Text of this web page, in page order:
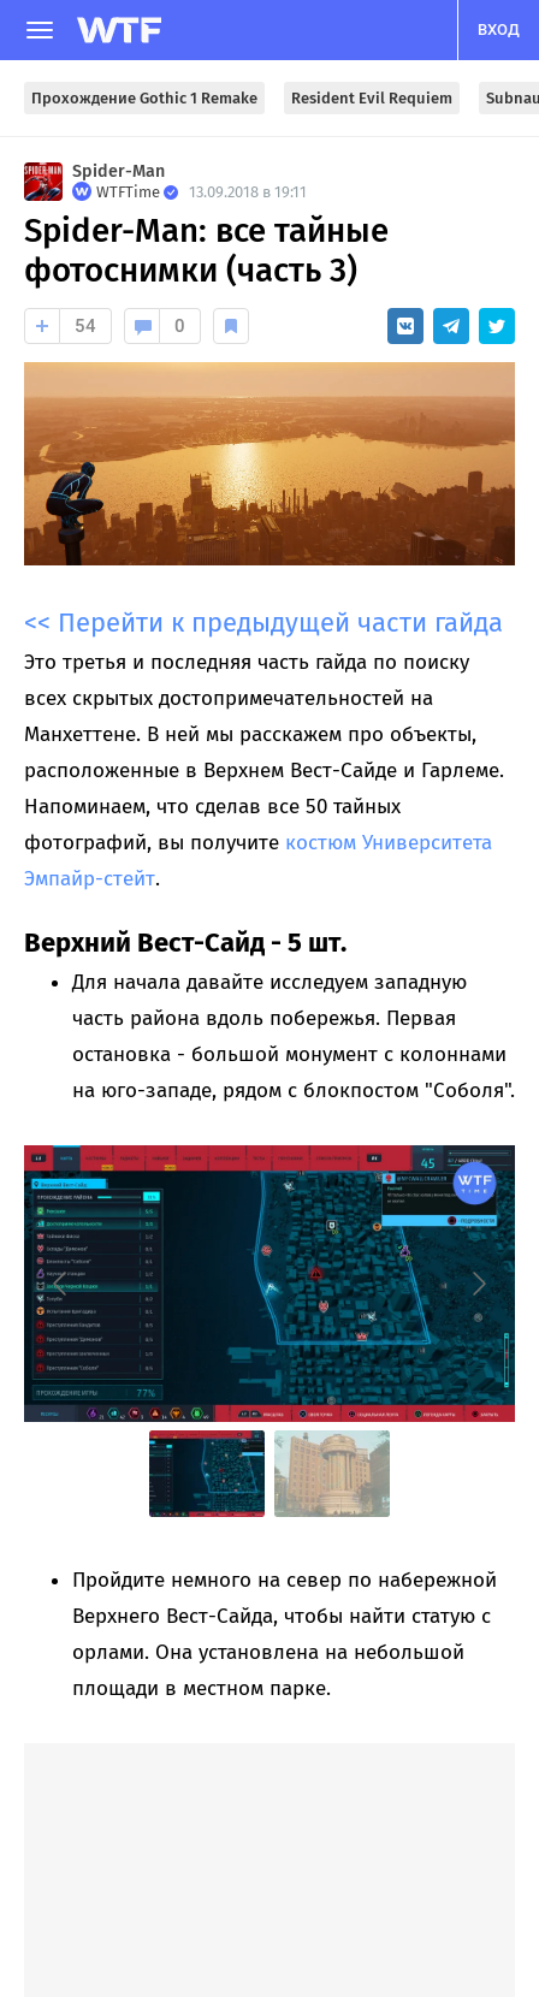
ВХОД
Прохождение Gothic 1 Remake Resident Evil Requiem
Spider-Man
WTFTime 13.09.2018 в 19:11
Spider-Man: все тайные
фотоснимки (часть 3)
54 0
<< Перейти к предыдущей части гайда
Это третья и последняя часть гайда по поиску
всех скрытых достопримечательностей на
Манхеттене. В ней мы расскажем про объекты,
расположенные в Верхнем Вест-Сайде и Гарлеме.
Напоминаем, что сделав все 50 тайных
фотографий, вы получите костюм Университета
Эмпайр-стейт.
Верхний Вест-Сайд - 5 шт.
Для начала давайте исследуем западную
часть района вдоль побережья. Первая
остановка - большой монумент с колоннами
на юго-западе, рядом с блокпостом "Соболя".
Пройдите немного на север по набережной
Верхнего Вест-Сайда, чтобы найти статую с
орлами. Она установлена на небольшой
площади в местном парке.